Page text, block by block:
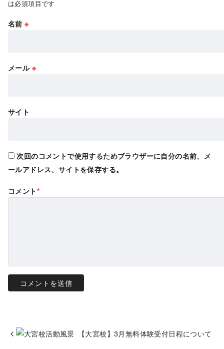
は必須項目です
名前※
メール ※
サイト
次回のコメントで使用するためブラウザーに自分の名前、メ
ールアドレス、サイトを保存する。
コメント*
【大宮校】3月無料体験受付日程について